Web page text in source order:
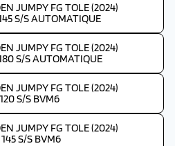
JUMPY FG TOLE (2024)
S/S AUTOMATIQUE
JUMPY FG TOLE (2024)
S/S AUTOMATIQUE
JUMPY FG TOLE (2024)
S/S BVM6
JUMPY FG TOLE (2024)
S/S BVM6